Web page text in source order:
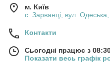
м. Київ
с. Зарванці, вул.
Контакти
Сьогодні працює з
Показати весь графік